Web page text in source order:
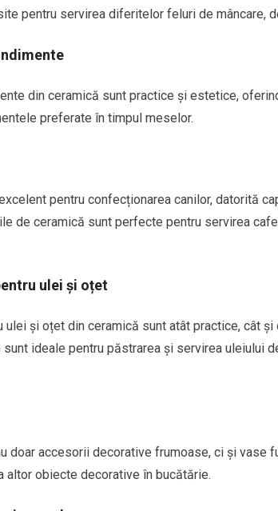
pentru servirea diferitelor feluri de mâncare,
din ceramică sunt practice și estetice,
preferate în timpul meselor.
pentru confecționarea canilor, datorită
de ceramică sunt perfecte pentru servirea
ulei și oțet
și oțet din ceramică sunt atât practice, cât și
ideale pentru păstrarea și servirea uleiului
doar accesorii decorative frumoase, ci și vase
altor obiecte decorative în bucătărie.